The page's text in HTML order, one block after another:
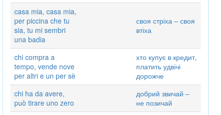
casa mia, casa mia,
per piccina che tu
sia, tu mi sembri
una badia
своя стріха ‒ своя
втіха
chi compra a
tempo, vende nove
per altri e un per sè
хто купує в кредит,
платить удвічі
дорожче
chi ha da avere,
può tirare uno zero
добрий звичай ‒
не позичай